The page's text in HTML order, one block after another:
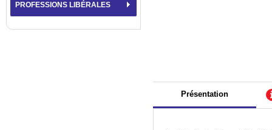
Présentation
PROFESSIONS LIBÉRALES